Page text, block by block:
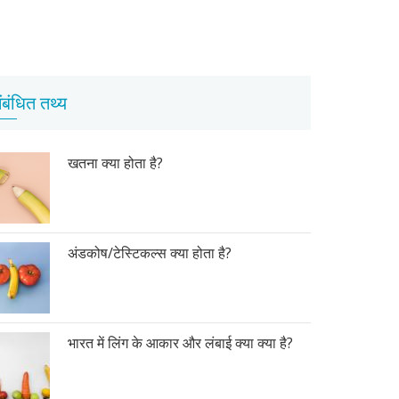
तथ्य
खतना क्या होता है?
अंडकोष/टेस्टिकल्स क्या होता है?
भारत में लिंग के आकार और लंबाई क्या क्या है?